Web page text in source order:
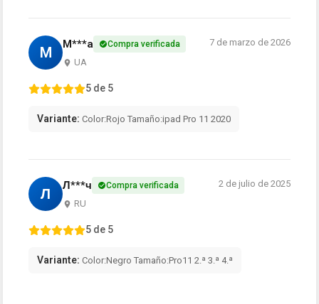
M M***a Compra verificada
UA
7 de marzo de 2026
5 de 5
Variante: Color:Rojo Tamaño:ipad Pro 11 2020
Л Л***ч Compra verificada
RU
2 de julio de 2025
5 de 5
Variante: Color:Negro Tamaño:Pro11 2.ª 3.ª 4.ª